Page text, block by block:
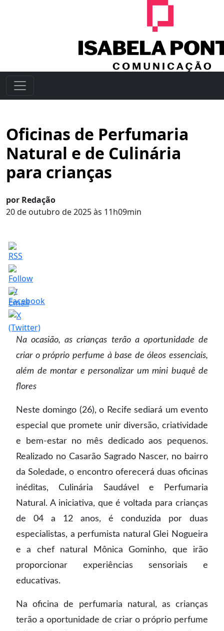
Oficinas de Perfumaria
Natural e de Culinária
para crianças
por Redação
20 de outubro de 2025 às 11h09min
Na ocasião, as crianças terão a oportunidade de
criar o próprio perfume à base de óleos essenciais,
além de montar e personalizar um mini buquê de
flores
Neste domingo (26), o Recife sediará um evento
especial que promete unir diversão, criatividade
e bem-estar no mês dedicado aos pequenos.
Realizado no Casarão Sagrado Nascer, no bairro
da Soledade, o encontro oferecerá duas oficinas
inéditas, Culinária Saudável e Perfumaria
Natural. A iniciativa, que é voltada para crianças
de 04 a 12 anos, é conduzida por duas
especialistas, a perfumista natural Glei Nogueira
e a chef natural Mônica Gominho, que irão
proporcionar experiências sensoriais e
educativas.
Na oficina de perfumaria natural, as crianças
terão a oportunidade de criar o próprio perfume